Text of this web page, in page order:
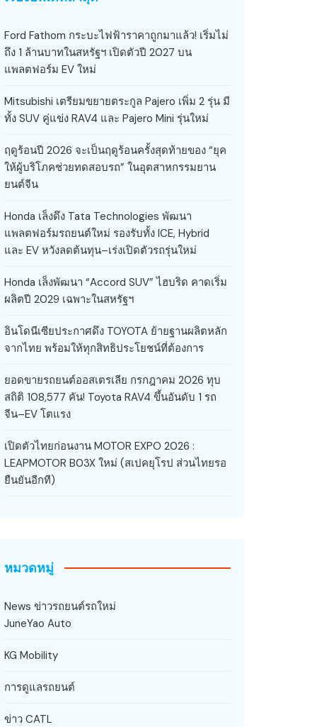
Ford Fathom กระบะไฟฟ้าราคาถูกมาแล้ว! เริ่มไม่
ถึง 1 ล้านบาทในสหรัฐฯ เปิดตัวปี 2027 บน
แพลตฟอร์ม EV ใหม่
Mitsubishi เตรียมขยายตระกูล Pajero เพิ่ม 2 รุ่น มี
ทั้ง SUV คู่แข่ง RAV4 และ Pajero Mini รุ่นใหม่
ฤดูร้อนปี 2026 จะเป็นฤดูร้อนครั้งสุดท้ายของ “ยุค
ให้ผู้บริโภคช่วยทดสอบรถ” ในอุตสาหกรรมยาน
ยนต์จีน
Honda เล็งดึง Tata Technologies พัฒนา
แพลตฟอร์มรถยนต์ใหม่ รองรับทั้ง ICE, Hybrid
และ EV หวังลดต้นทุน–เร่งเปิดตัวรถรุ่นใหม่
Honda เล็งพัฒนา “Accord SUV” ไฮบริด คาดเริ่ม
ผลิตปี 2029 เฉพาะในสหรัฐฯ
อินโดนีเซียประกาศดึง TOYOTA ย้ายฐานผลิตหลัก
จากไทย พร้อมให้ทุกสิทธิประโยชน์ที่ต้องการ
ยอดขายรถยนต์ออสเตรเลีย กรกฎาคม 2026 ทุบ
สถิติ 108,577 คัน! Toyota RAV4 ขึ้นอันดับ 1 รถ
จีน–EV โตแรง
เปิดตัวไทยก่อนงาน MOTOR EXPO 2026 :
LEAPMOTOR B03X ใหม่ (สเปคยุโรป ส่วนไทยรอ
ยืนยันอีกที)
หมวดหมู่
News ข่าวรถยนต์รถใหม่
JuneYao Auto
KG Mobility
การดูแลรถยนต์
ข่าว CATL